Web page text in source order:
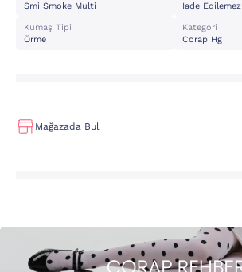
Smi Smoke Multi
İade Edilemez
Kumaş Tipi
Örme
Kategori
Corap Hg
Mağazada Bul